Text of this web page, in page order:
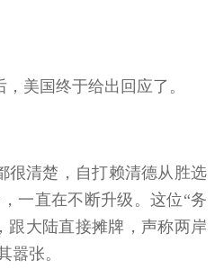
美国终于给出回应了。
很清楚，自打赖清德从胜选
一直在不断升级。这位“务
跟大陆直接摊牌，声称两岸
嚣张。